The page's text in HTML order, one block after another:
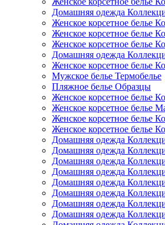
Домашняя одежда
Женское корсетное белье
Женское корсетное белье
Женское корсетное белье
Домашняя одежда
Женское корсетное белье
Мужское белье Термобелье
Пляжное белье Образцы
Женское корсетное белье
Женское корсетное белье
Женское корсетное белье
Женское корсетное белье
Домашняя одежда
Домашняя одежда
Домашняя одежда
Домашняя одежда
Домашняя одежда
Домашняя одежда
Домашняя одежда
Домашняя одежда